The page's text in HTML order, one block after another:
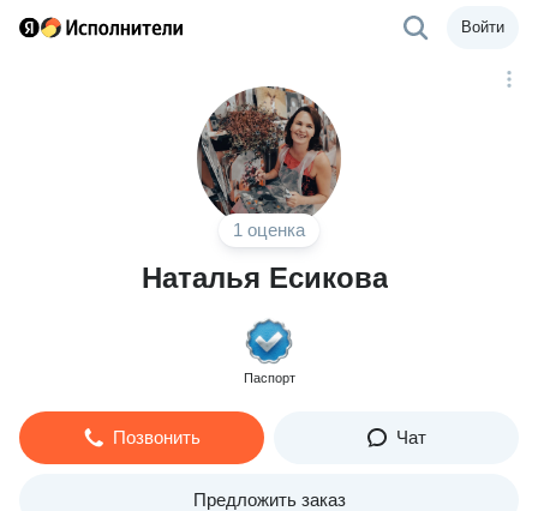
Войти
1 оценка
Наталья Есикова
Паспорт
Позвонить Чат
Предложить заказ